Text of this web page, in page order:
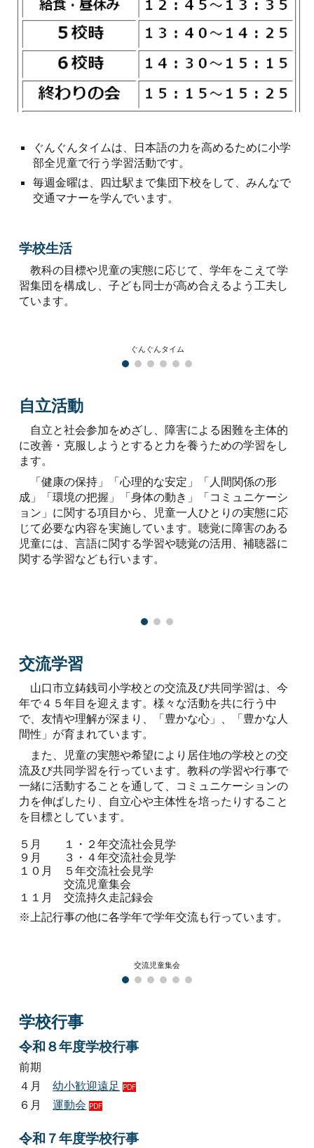
ぐんぐんタイムは、日本語の力を高めるために小学
部全児童で行う学習活動です。
毎週金曜は、四辻駅まで集団下校をして、みんなで
交通マナーを学んでいます。
学校生活
教科の目標や児童の実態に応じて、学年をこえて学
習集団を構成し、子ども同士が高め合えるよう工夫し
ています。
ぐんぐんタイム
自立活動
自立と社会参加をめざし、障害による困難を主体的
に改善・克服しようとすると力を養うための学習をし
ます。
「健康の保持」「心理的な安定」「人間関係の形
成」「環境の把握」「身体の動き」「コミュニケーシ
ョン」に関する項目から、児童一人ひとりの実態に応
じて必要な内容を実施しています。聴覚に障害のある
児童には、言語に関する学習や聴覚の活用、補聴器に
関する学習なども行います。
交流学習
山口市立鋳銭司小学校との交流及び共同学習は、今
年で４５年目を迎えます。様々な活動を共に行う中
で、友情や理解が深まり、「豊かな心」、「豊かな人
間性」が育まれています。
また、児童の実態や希望により居住地の学校との交
流及び共同学習を行っています。教科の学習や行事で
一緒に活動することを通して、コミュニケーションの
力を伸ばしたり、自立心や主体性を培ったりすること
を目標としています。
５月
１・２年交流社会見学
９月
３・４年交流社会見学
１０月
５年交流社会見学
交流児童集会
１１月
交流持久走記録会
※上記行事の他に各学年で学年交流も行っています。
交流児童集会
学校行事
令和８年度学校行事
前期
４月幼小歓迎遠足 PDF
６月運動会 PDF
令和７年度学校行事